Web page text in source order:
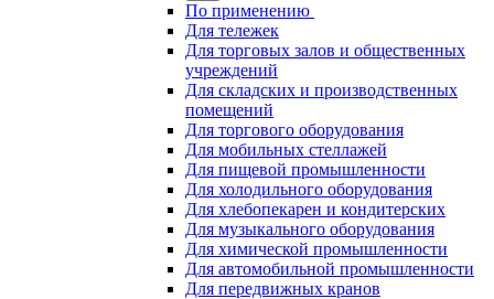
По применению
Для тележек
Для торговых залов и общественных
учреждений
Для складских и производственных
помещений
Для торгового оборудования
Для мобильных стеллажей
Для пищевой промышленности
Для холодильного оборудования
Для хлебопекарен и кондитерских
Для музыкального оборудования
Для химической промышленности
Для автомобильной промышленности
Для передвижных кранов